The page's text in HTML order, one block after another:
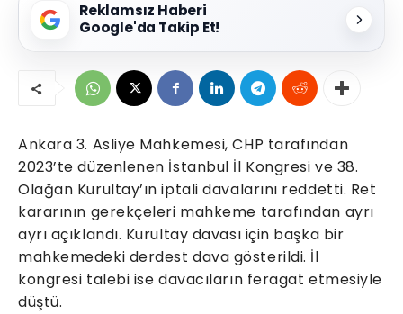
Reklamsız Haberi
Google'da Takip Et!
Ankara 3. Asliye Mahkemesi, CHP tarafından
2023’te düzenlenen İstanbul İl Kongresi ve 38.
Olağan Kurultay’ın iptali davalarını reddetti. Ret
kararının gerekçeleri mahkeme tarafından ayrı
ayrı açıklandı. Kurultay davası için başka bir
mahkemedeki derdest dava gösterildi. İl
kongresi talebi ise davacıların feragat etmesiyle
düştü.